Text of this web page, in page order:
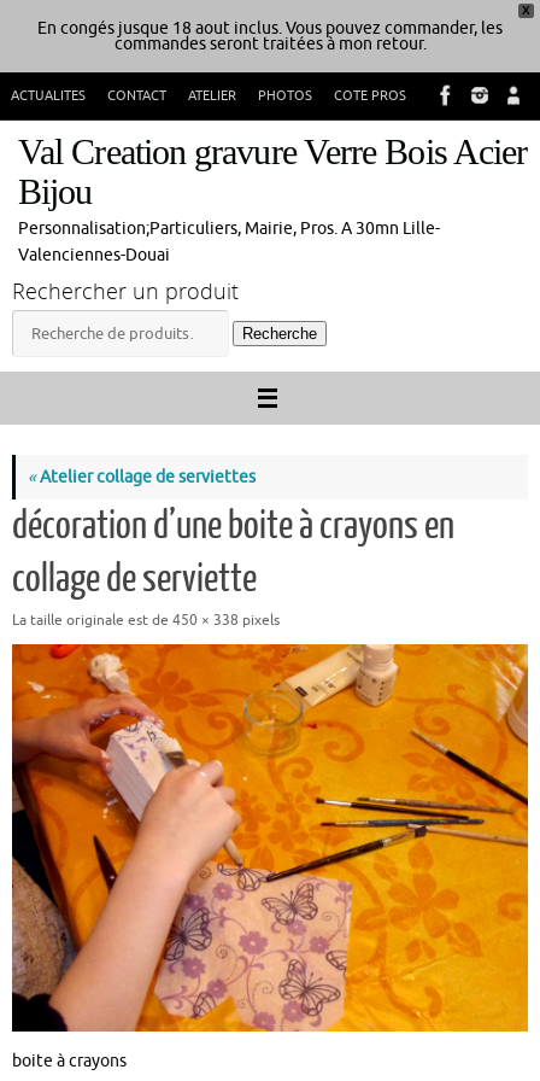
X
En congés jusque 18 aout inclus. Vous pouvez commander, les
commandes seront traitées à mon retour.
contenu
ACTUALITES CONTACT ATELIER PHOTOS COTE PROS
Val Creation gravure Verre Bois Acier
Bijou
Personnalisation;Particuliers, Mairie, Pros. A 30mn Lille-
Valenciennes-Douai
Rechercher un produit
Recherche
«Atelier collage de serviettes
décoration d’une boite à crayons en
collage de serviette
La taille originale est de 450 × 338 pixels
boite à crayons